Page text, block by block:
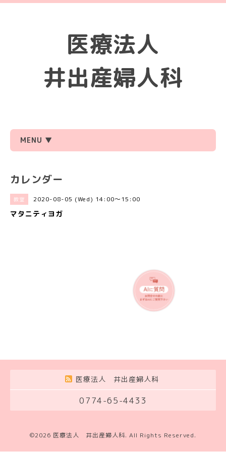
医療法人
井出産婦人科
MENU ▼
カレンダー
教室 2020-08-05 (Wed) 14:00～15:00
マタニティヨガ
医療法人 井出産婦人科
0774-65-4433
©2026 医療法人 井出産婦人科. All Rights Reserved.